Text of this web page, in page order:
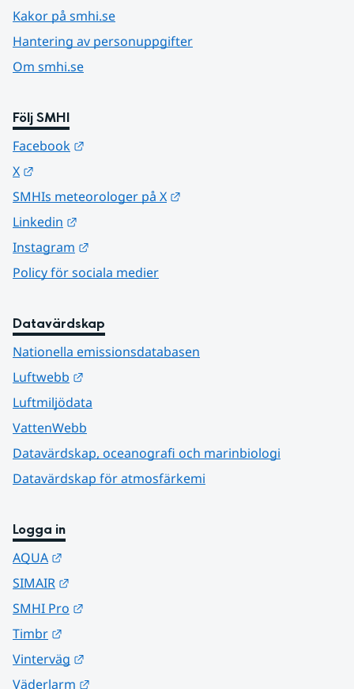
Kakor på smhi.se
Hantering av personuppgifter
Om smhi.se
Följ SMHI
Facebook
X
SMHIs meteorologer på X
Linkedin
Instagram
Policy för sociala medier
Datavärdskap
Nationella emissionsdatabasen
Luftwebb
Luftmiljödata
VattenWebb
Datavärdskap, oceanografi och marinbiologi
Datavärdskap för atmosfärkemi
Logga in
AQUA
SIMAIR
SMHI Pro
Timbr
Vinterväg
Väderlarm